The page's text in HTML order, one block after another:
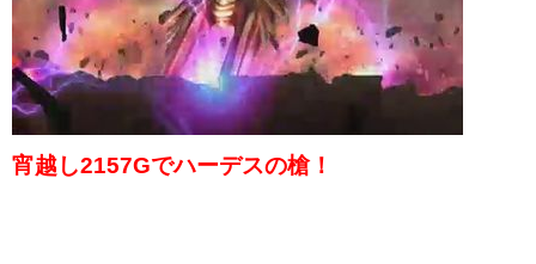
宵越し2157Gでハーデスの槍！